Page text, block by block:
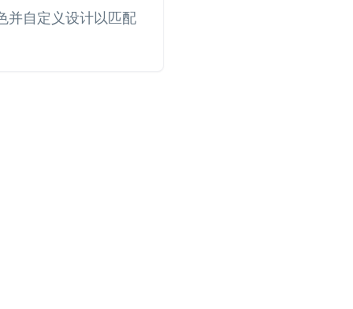
并自定义设计以匹配